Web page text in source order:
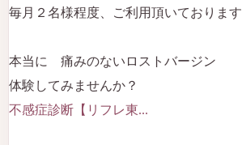
毎月２名様程度、ご利用頂いております
本当に 痛みのないロストバージン
体験してみませんか？
不感症診断【リフレ東...